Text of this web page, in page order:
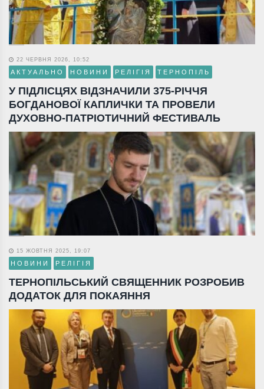
22 ЧЕРВНЯ 2026, 10:52
АКТУАЛЬНО НОВИНИ РЕЛІГІЯ ТЕРНОПІЛЬ
У ПІДЛІСЦЯХ ВІДЗНАЧИЛИ 375-РІЧЧЯ
БОГДАНОВОЇ КАПЛИЧКИ ТА ПРОВЕЛИ
ДУХОВНО-ПАТРІОТИЧНИЙ ФЕСТИВАЛЬ
15 ЖОВТНЯ 2025, 19:07
НОВИНИ РЕЛІГІЯ
ТЕРНОПІЛЬСЬКИЙ СВЯЩЕННИК РОЗРОБИВ
ДОДАТОК ДЛЯ ПОКАЯННЯ